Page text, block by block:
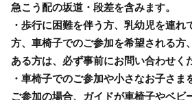
急こう配の坂道・段差を含みます。
・歩行に困難を伴う方、乳幼児を連れ
方、車椅子でのご参加を希望される方
ある方は、必ず事前にお問い合わせく
・車椅子でのご参加や小さなお子さま
ご参加の場合、ガイドが車椅子やベビ